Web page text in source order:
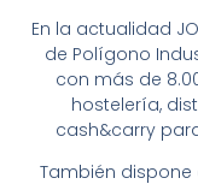
En la actualidad
de Polígono
con más de
hostelería,
cash&carry
También